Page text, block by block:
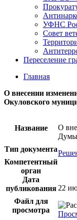
УФНС
Совет
Переселение
Главная
О внесении
Окуловского
Название
О
Думы
Тип документа
Компетентный
орган
Дата
публикования 22
Файл для
просмотра